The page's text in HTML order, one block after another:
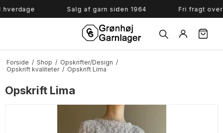
Salg af garn siden 1964 Fri fragt over 799,-
Forside / Shop / Opskrifter/Design /
Opskrift kvaliteter / Opskrift Lima
Opskrift Lima